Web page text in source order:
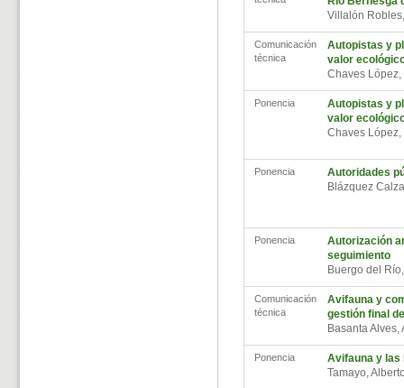
Villalón
Comunicación
técnica
Autopistas y
valor
Chaves
Ponencia
Autopistas y
valor
Chaves
Ponencia
Autoridades
Blázquez
Ponencia
Autorización
seguimiento
Buergo del
Comunicación
técnica
Avifauna y
gestión final
Basanta
Ponencia
Avifauna y las
Tamayo,